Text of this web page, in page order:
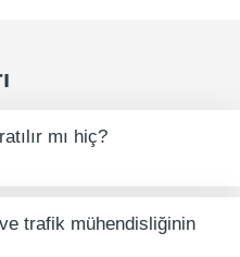
mı hiç?
trafik mühendisliğinin